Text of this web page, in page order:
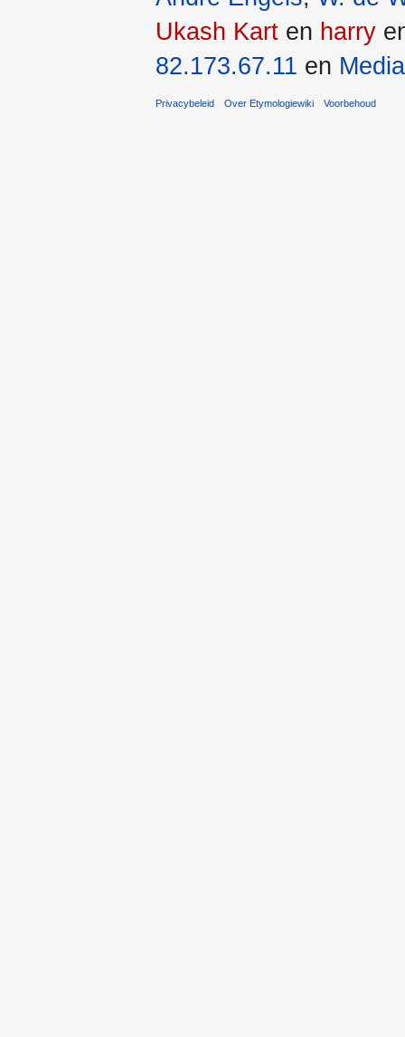
Ukash Kart en harry
82.173.67.11 en
Privacybeleid Over Etymologiewiki Voorbehoud